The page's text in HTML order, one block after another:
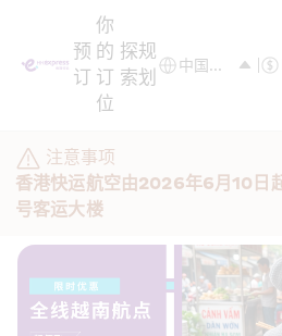
预
订
你
的
订
位
探
索
规
划
注意事项
香港快运航空由2026年6月10日
号客运大楼